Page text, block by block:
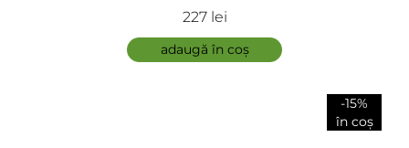
Hydrating Hair Mask
227 lei
adaugă în coș
-15%
în coș